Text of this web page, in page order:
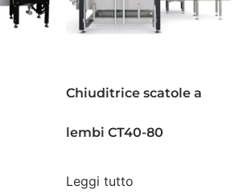
Chiuditrice scatole a
lembi CT40-80
Leggi tutto